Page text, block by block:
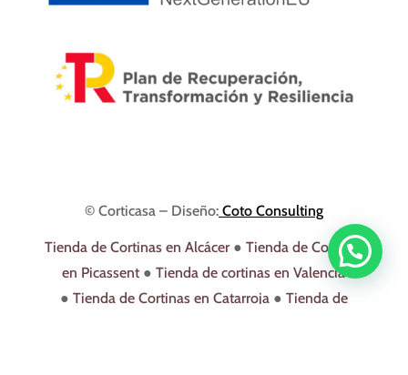
© Corticasa – Diseño: Coto Consulting
Tienda de Cortinas en Alcácer● Tienda de Cortinas
en Picassent●Tienda de cortinas en Valencia
● Tienda de Cortinas en Catarroja● Tienda de